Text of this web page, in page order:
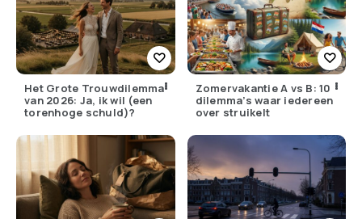
Het Grote Trouwdilemma
van 2026: Ja, ik wil (een
torenhoge schuld)?
Zomervakantie A vs B: 10
dilemma’s waar iedereen
over struikelt